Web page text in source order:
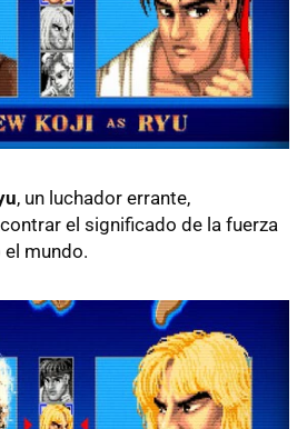
, un luchador errante,
el significado de la fuerza
mundo.